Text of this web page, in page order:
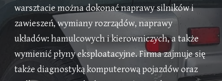
warsztacie można dokonać naprawy silników i
zawieszeń, wymiany rozrządów, naprawy
układów: hamulcowych i kierowniczych, a także
wymienić płyny eksploatacyjne. Firma zajmuje się
także diagnostyką komputerową pojazdóworaz